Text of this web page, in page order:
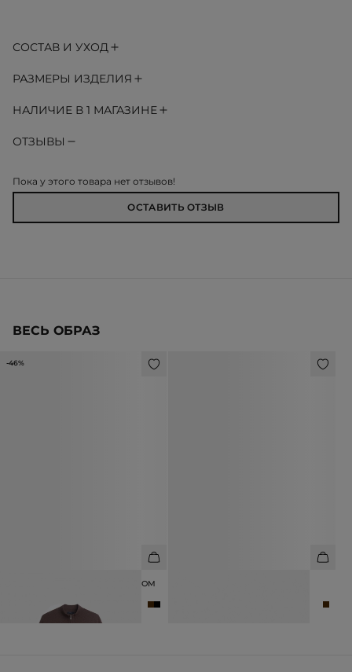
СОСТАВ И УХОД
РАЗМЕРЫ ИЗДЕЛИЯ
НАЛИЧИЕ В 1 МАГАЗИНЕ
ОТЗЫВЫ
Пока у этого товара нет отзывов!
ОСТАВИТЬ ОТЗЫВ
ВЕСЬ ОБРАЗ
-46%
ДЖЕМПЕР ИЗ ШЕРСТИ С ВОРОТОМ
12 990 ₽